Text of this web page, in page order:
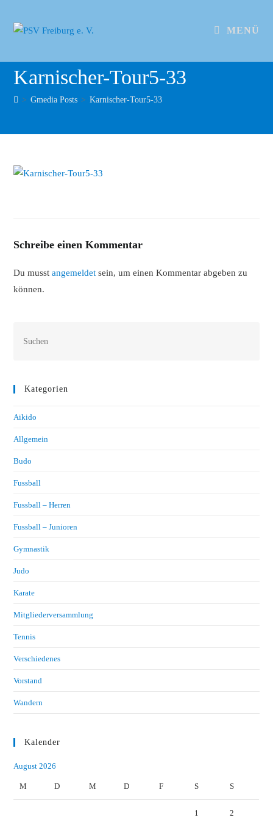
MENÜ
Karnischer-Tour5-33
> Gmedia Posts > Karnischer-Tour5-33
Schreibe einen Kommentar
Du musstangemeldet sein, um einen Kommentar abgeben zu
können.
Kategorien
Aikido
Allgemein
Budo
Fussball
Fussball – Herren
Fussball – Junioren
Gymnastik
Judo
Karate
Mitgliederversammlung
Tennis
Verschiedenes
Vorstand
Wandern
Kalender
August 2026
M D M D F S S
1 2